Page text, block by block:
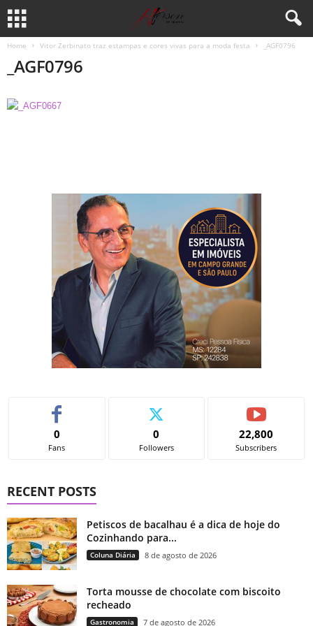
Home Vitor Zerbinato traz estampas e cores vivas para a moda festa _AGF0796
_AGF0796
0
Fans
0
Followers
22,800
Subscribers
RECENT POSTS
Petiscos de bacalhau é a dica de hoje do
Cozinhando para...
Coluna Diária 8 de agosto de 2026
Torta mousse de chocolate com biscoito
recheado
Gastronomia 7 de agosto de 2026